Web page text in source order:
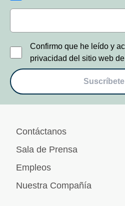
Confirmo que he leído y
privacidad del sitio web
Contáctanos
Sala de Prensa
Empleos
Nuestra Compañía